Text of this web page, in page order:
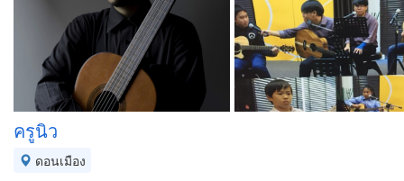
ครูนิว
ดอนเมือง